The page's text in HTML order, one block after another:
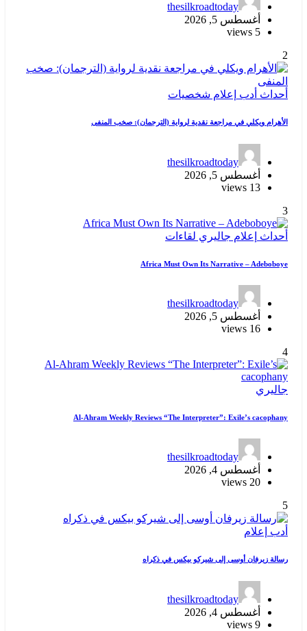
thesilkroadtoday
أغسطس 5, 2026
5 views
2
أحداث أدب إعلام شخصيات
الأهرام ويكلي في مراجعة نقدية لرواية (الترجمان): صخب المنفى
thesilkroadtoday
أغسطس 5, 2026
13 views
3
أحداث إعلام جاليري لقاءات
Africa Must Own Its Narrative – Adeboboye
thesilkroadtoday
أغسطس 5, 2026
16 views
4
جاليري
Al-Ahram Weekly Reviews “The Interpreter”: Exile’s cacophany
thesilkroadtoday
أغسطس 4, 2026
20 views
5
أدب إعلام
رسالة زيرفان أوسى إلى شيركو بيكس في ذكراه
thesilkroadtoday
أغسطس 4, 2026
9 views